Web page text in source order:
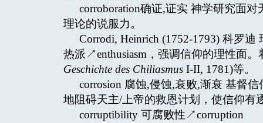
corroboration确证,证实 神学研究面
理论的说服力。
Corrodi, Heinrich (1752-1793) 科罗
热派↗enthusiasm，强调信仰的理性面
Geschichte des Chiliasmus I-II, 1781)等。
corrosion 腐蚀,侵蚀,衰败,渐衰 基督
地阻碍天主/上帝的救恩计划，使信仰有
corruptibility 可腐败性↗corruption